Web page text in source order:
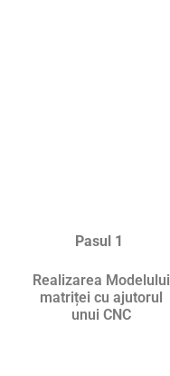
Pasul 1
Realizarea Modelului
matriței cu ajutorul
unui CNC